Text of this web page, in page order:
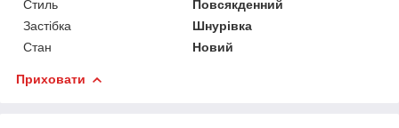
Стиль
Повсякденний
Застібка
Шнурівка
Стан
Новий
Приховати